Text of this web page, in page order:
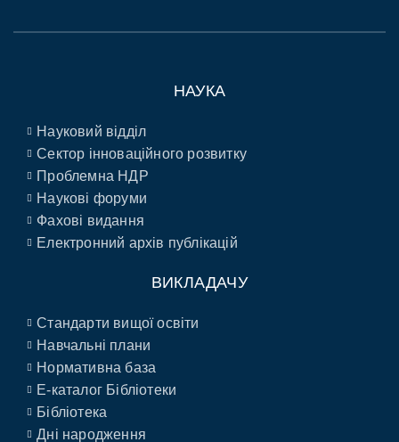
НАУКА
Науковий відділ
Сектор інноваційного розвитку
Проблемна НДР
Наукові форуми
Фахові видання
Електронний архів публікацій
ВИКЛАДАЧУ
Стандарти вищої освіти
Навчальні плани
Нормативна база
E-каталог Бібліотеки
Бібліотека
Дні народження